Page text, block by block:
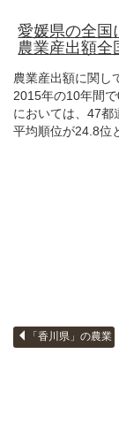
愛媛県の全国
農業産出額全
農業産出額に関し
2015年の10年間
においては、47都
平均順位が24.8位
「香川県」の農業